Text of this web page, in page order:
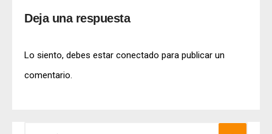
Deja una respuesta
Lo siento, debes estar conectado para publicar un
comentario.